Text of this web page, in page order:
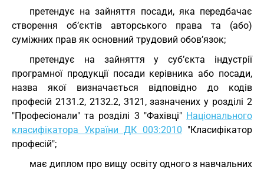
претендує на зайняття посади, яка передбачає
створення об’єктів авторського права та (або)
суміжних прав як основний трудовий обов’язок;
претендує на зайняття у суб’єкта індустрії
програмної продукції посади керівника або посади,
назва якої визначається відповідно до кодів
професій 2131.2, 2132.2, 3121, зазначених у розділі 2
"Професіонали" та розділі 3 "Фахівці" Національного
класифікатора України ДК 003:2010 "Класифікатор
професій";
має диплом про вищу освіту одного з навчальних